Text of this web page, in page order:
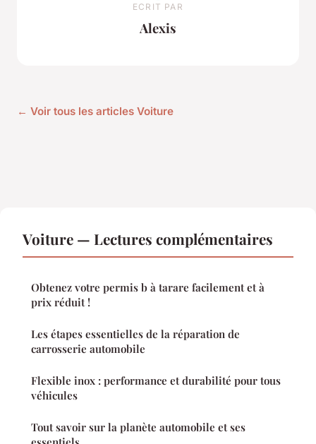
ECRIT PAR
Alexis
← Voir tous les articles Voiture
Voiture — Lectures complémentaires
Obtenez votre permis b à tarare facilement et à
prix réduit !
Les étapes essentielles de la réparation de
carrosserie automobile
Flexible inox : performance et durabilité pour tous
véhicules
Tout savoir sur la planète automobile et ses